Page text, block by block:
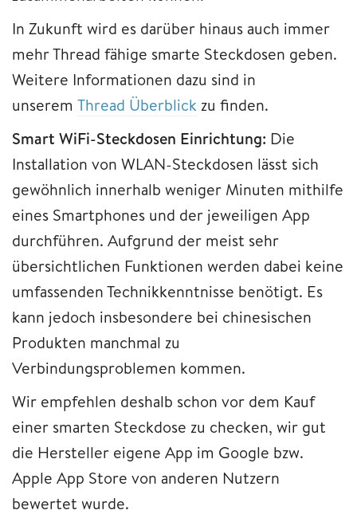
In Zukunft wird es darüber hinaus auch immer
mehr Thread fähige smarte Steckdosen geben.
Weitere Informationen dazu sind in
unserem Thread Überblick zu finden.
Smart WiFi-Steckdosen Einrichtung: Die
Installation von WLAN-Steckdosen lässt sich
gewöhnlich innerhalb weniger Minuten mithilfe
eines Smartphones und der jeweiligen App
durchführen. Aufgrund der meist sehr
übersichtlichen Funktionen werden dabei keine
umfassenden Technikkenntnisse benötigt. Es
kann jedoch insbesondere bei chinesischen
Produkten manchmal zu
Verbindungsproblemen kommen.
Wir empfehlen deshalb schon vor dem Kauf
einer smarten Steckdose zu checken, wir gut
die Hersteller eigene App im Google bzw.
Apple App Store von anderen Nutzern
bewertet wurde.